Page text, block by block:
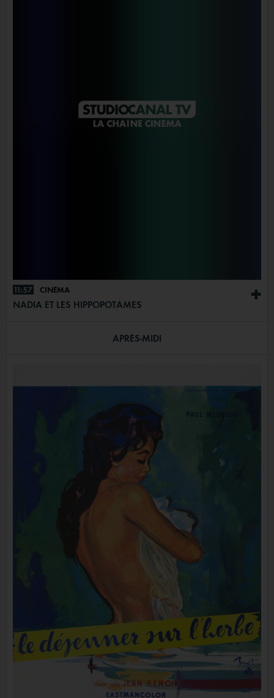
+
11:57 CINÉMA
NADIA ET LES HIPPOPOTAMES
APRÈS-MIDI